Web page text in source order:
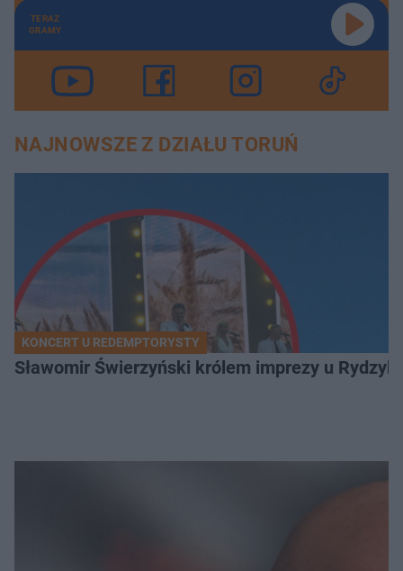
TERAZ
GRAMY
NAJNOWSZE Z DZIAŁU TORUŃ
KONCERT U REDEMPTORYSTY
Sławomir Świerzyński królem imprezy u